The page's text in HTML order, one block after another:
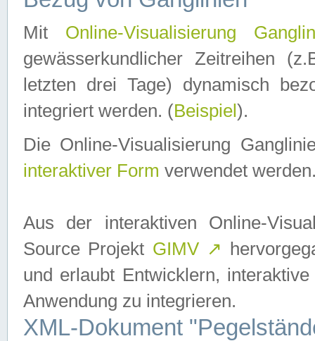
Mit Online-Visualisierung
gewässerkundlicher Zeitreihen
letzten drei Tage) dynamisch
integriert werden. (Beispiel ).
Die Online-Visualisierung
interaktiver Form verwendet
Aus der interaktiven Online-
Source Projekt GIMV ↗
und erlaubt Entwicklern,
Anwendung zu integrieren.
XML-Dokument